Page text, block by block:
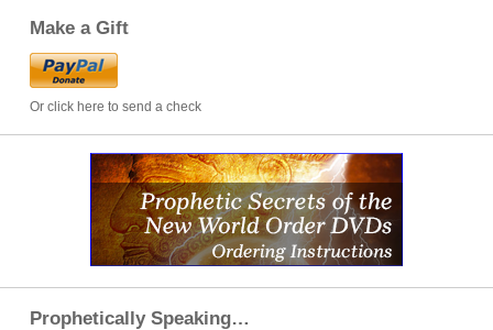
Make a Gift
Or click here to send a check
Prophetically Speaking…